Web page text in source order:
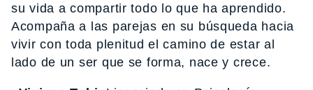
su vida a compartir todo lo que ha aprendido.
Acompaña a las parejas en su búsqueda hacia
vivir con toda plenitud el camino de estar al
lado de un ser que se forma, nace y crece.